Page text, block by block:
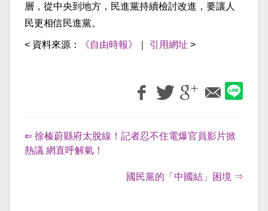
層，從中央到地方，民進黨持續檢討改進，要讓人
民更相信民進黨。
< 資料來源： 《自由時報》 引用網址 >
⇐ 徐榛蔚縣府太脫線！記者忍不住電爆官員影片掀
熱議 網直呼解氣！
國民黨的「中國結」困境 ⇒